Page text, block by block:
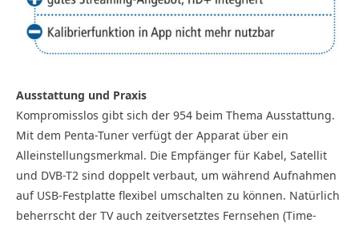
Ausstattung und Praxis
Kompromisslos gibt sich der 954 beim Thema Ausstattung.
Mit dem Penta-Tuner verfügt der Apparat über ein
Alleinstellungsmerkmal. Die Empfänger für Kabel, Satellit
und DVB-T2 sind doppelt verbaut, um während Aufnahmen
auf USB-Festplatte flexibel umschalten zu können. Natürlich
beherrscht der TV auch zeitversetztes Fernsehen (Time-